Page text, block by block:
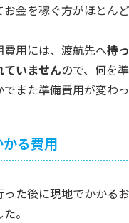
金を稼ぐ方がほとんど
費用には、渡航先へ持
ていませんので、何を
また準備費用が変わっ
る費用
た後に現地でかかる
。